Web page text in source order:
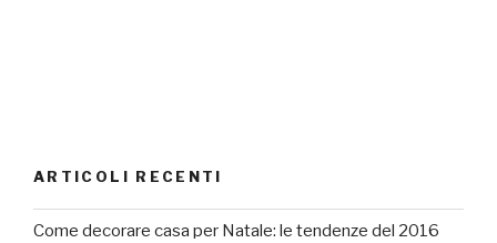
ARTICOLI RECENTI
Come decorare casa per Natale: le tendenze del 2016